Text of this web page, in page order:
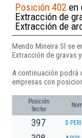
Posición 402 en
Extracción de
Extracción de
Mendo Mineira Sl se
Extracción de gravas
A continuación podrá
empresas con
Posición
Sector
397 D